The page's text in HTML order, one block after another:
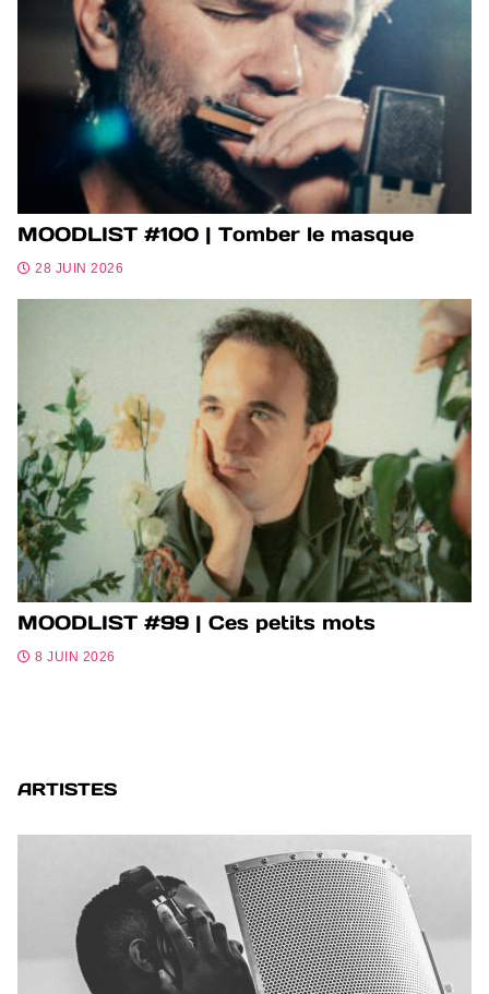
MOODLIST #100 | Tomber le masque
28 JUIN 2026
MOODLIST #99 | Ces petits mots
8 JUIN 2026
ARTISTES